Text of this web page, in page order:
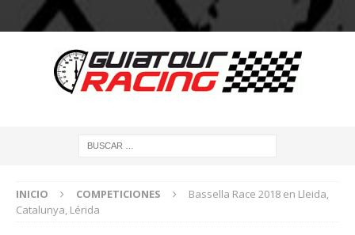
INICIO COMPETICIONES
Bassella Race 2018 en Lleida,
Catalunya, Lérida